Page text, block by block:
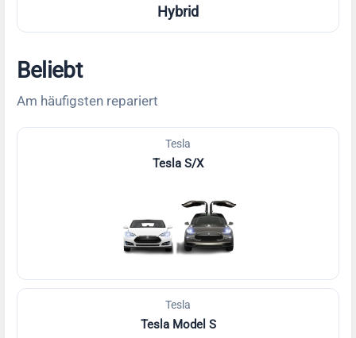
Hybrid
Beliebt
Am häufigsten repariert
Tesla
Tesla S/X
Tesla
Tesla Model S